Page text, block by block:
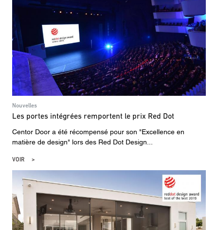
Nouvelles
Les portes intégrées remportent le prix Red Dot
Centor Door a été récompensé pour son "Excellence en
matière de design" lors des Red Dot Design...
VOIR